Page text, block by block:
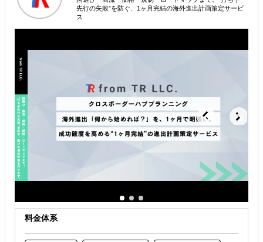
海外テストマーケティング・簡易調査
自社商材に最適な販売方法を知りたい
自社商材の現地でのニーズを知りたい
許認可や規制調査など輸出／販売の準備をしたい
先行の失敗”を防ぐ、1ヶ月完結の海外進出計画策定サービ
ス
料金体系